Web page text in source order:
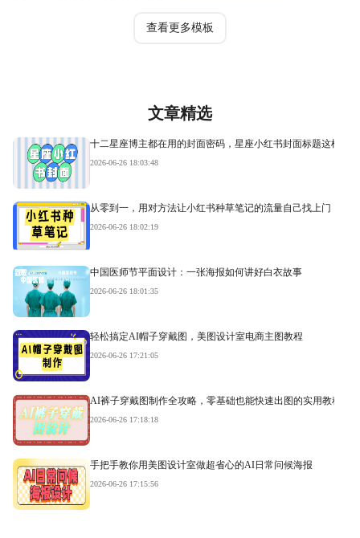
查看更多模板
文章精选
十二星座博主都在用的封面密码，星座小红书封面标题这样写
2026-06-26 18:03:48
从零到一，用对方法让小红书种草笔记的流量自己找上门
2026-06-26 18:02:19
中国医师节平面设计：一张海报如何讲好白衣故事
2026-06-26 18:01:35
轻松搞定AI帽子穿戴图，美图设计室电商主图教程
2026-06-26 17:21:05
AI裤子穿戴图制作全攻略，零基础也能快速出图的实用教程
2026-06-26 17:18:18
手把手教你用美图设计室做超省心的AI日常问候海报
2026-06-26 17:15:56